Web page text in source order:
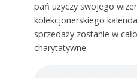
pań użyczy swojego
kolekcjonerskiego
sprzedaży zostanie w
charytatywne.